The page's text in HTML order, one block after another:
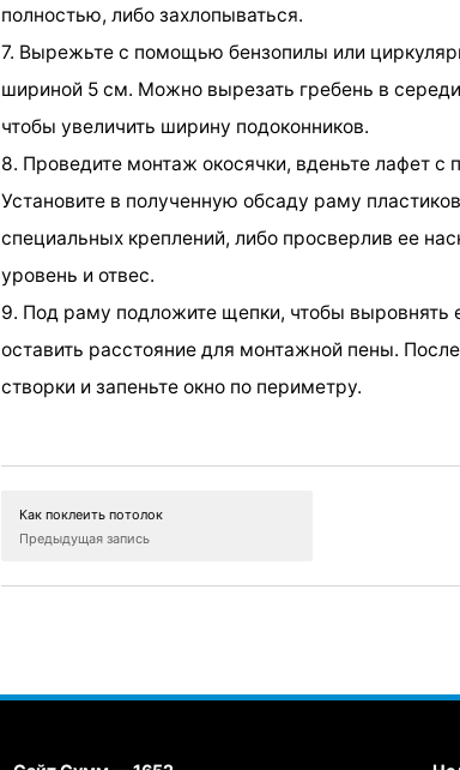
полностью, либо захлопываться.
7. Вырежьте с помощью бензопилы или
шириной 5 см. Можно вырезать гребень в
чтобы увеличить ширину подоконников.
8. Проведите монтаж окосячки, вденьте лафет с
Установите в полученную обсаду раму
специальных креплений, либо просверлив ее
уровень и отвес.
9. Под раму подложите щепки, чтобы выровнять
оставить расстояние для монтажной пены.
створки и запеньте окно по периметру.
Как поклеить потолок
Предыдущая запись